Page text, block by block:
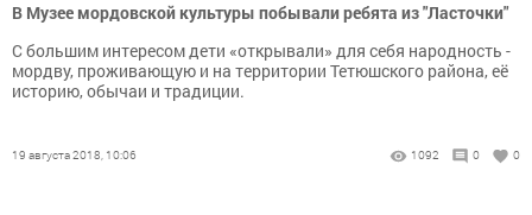
В Музее мордовской культуры побывали ребята из "Ласточки"
С большим интересом дети «открывали» для себя народность -
мордву, проживающую и на территории Тетюшского района, её
историю, обычаи и традиции.
19 августа 2018, 10:06 1092 0 0